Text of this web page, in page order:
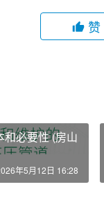
赞
必要性 (房山
年5月12日 16:28